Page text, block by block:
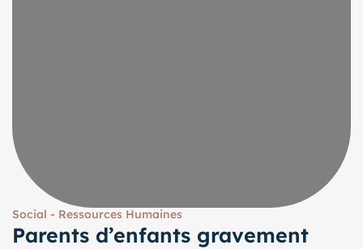
Social - Ressources Humaines
Parents d’enfants gravement